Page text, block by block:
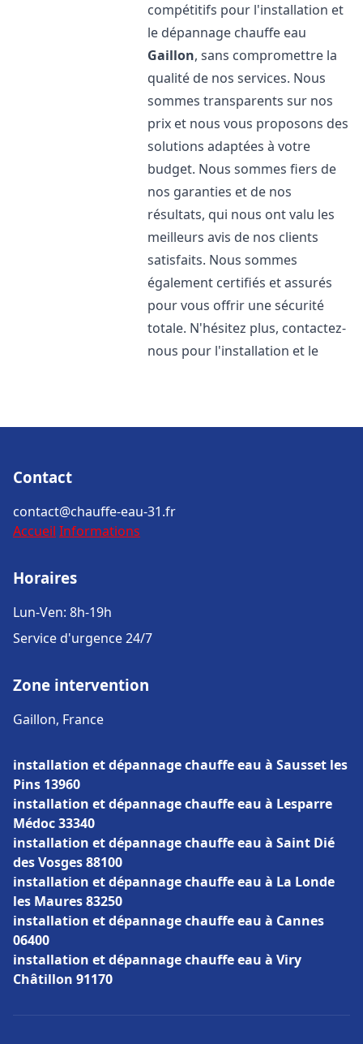
compétitifs pour l'installation et
le dépannage chauffe eau
Gaillon, sans compromettre la
qualité de nos services. Nous
sommes transparents sur nos
prix et nous vous proposons des
solutions adaptées à votre
budget. Nous sommes fiers de
nos garanties et de nos
résultats, qui nous ont valu les
meilleurs avis de nos clients
satisfaits. Nous sommes
également certifiés et assurés
pour vous offrir une sécurité
totale. N'hésitez plus, contactez-
nous pour l'installation et le
Contact
contact@chauffe-eau-31.fr
Accueil Informations
Horaires
Lun-Ven: 8h-19h
Service d'urgence 24/7
Zone intervention
Gaillon, France
installation et dépannage chauffe eau à Sausset les
Pins 13960
installation et dépannage chauffe eau à Lesparre
Médoc 33340
installation et dépannage chauffe eau à Saint Dié
des Vosges 88100
installation et dépannage chauffe eau à La Londe
les Maures 83250
installation et dépannage chauffe eau à Cannes
06400
installation et dépannage chauffe eau à Viry
Châtillon 91170